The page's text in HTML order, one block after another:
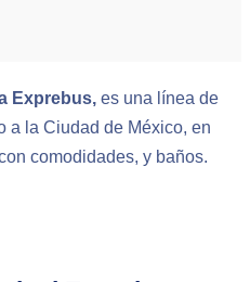
Exprebus, es una línea de
a la Ciudad de México, en
comodidades, y baños.